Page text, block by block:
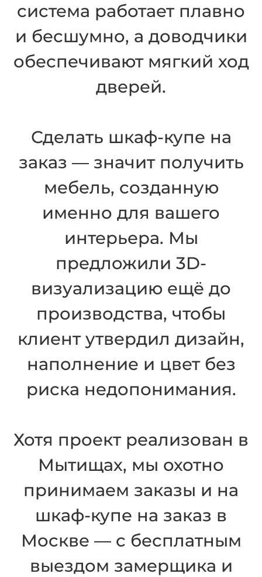
система работает плавно
и бесшумно, а доводчики
обеспечивают мягкий ход
дверей.
Сделать шкаф-купе на
заказ — значит получить
мебель, созданную
именно для вашего
интерьера. Мы
предложили 3D-
визуализацию ещё до
производства, чтобы
клиент утвердил дизайн,
наполнение и цвет без
риска недопонимания.
Хотя проект реализован в
Мытищах, мы охотно
принимаем заказы и на
шкаф-купе на заказ в
Москве — с бесплатным
выездом замерщика и